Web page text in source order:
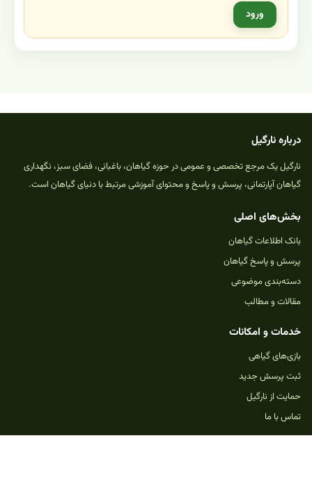
ورود
درباره نارگیل
نارگیل یک مرجع تخصصی و عمومی در حوزه گیاهان، باغبانی، فضای سبز، نگهداری
گیاهان آپارتمانی، پرسش و پاسخ و محتوای آموزشی مرتبط با دنیای گیاهان است.
بخش‌های اصلی
بانک اطلاعات گیاهان
پرسش و پاسخ گیاهان
دسته‌بندی موضوعی
مقالات و مطالب
خدمات و امکانات
بازی‌های گیاهی
ثبت پرسش جدید
حمایت از نارگیل
تماس با ما